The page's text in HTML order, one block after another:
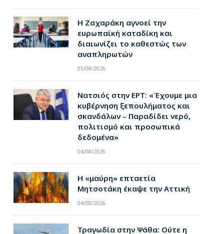
Η Ζαχαράκη αγνοεί την
ευρωπαϊκή καταδίκη και
διαιωνίζει το καθεστώς των
αναπληρωτών
05/08/2026
Νατσιός στην ΕΡΤ: «Έχουμε μια
κυβέρνηση ξεπουλήματος και
σκανδάλων – Παραδίδει νερό,
πολιτισμό και προσωπικά
δεδομένα»
04/08/2026
Η «μαύρη» επταετία
Μητσοτάκη έκαψε την Αττική
04/08/2026
Τραγωδία στην Ψάθα: Ούτε η